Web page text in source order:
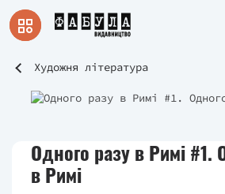
Художня література
Одного разу в Римі #1.
в Римі